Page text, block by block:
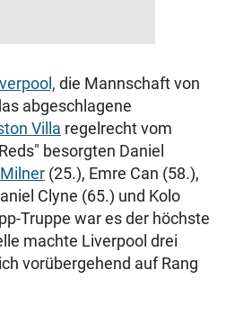
die Mannschaft von
abgeschlagene
Villa regelrecht vom
besorgten Daniel
(25.), Emre Can (58.),
Clyne (65.) und Kolo
Truppe war es der höchste
machte Liverpool drei
vorübergehend auf Rang